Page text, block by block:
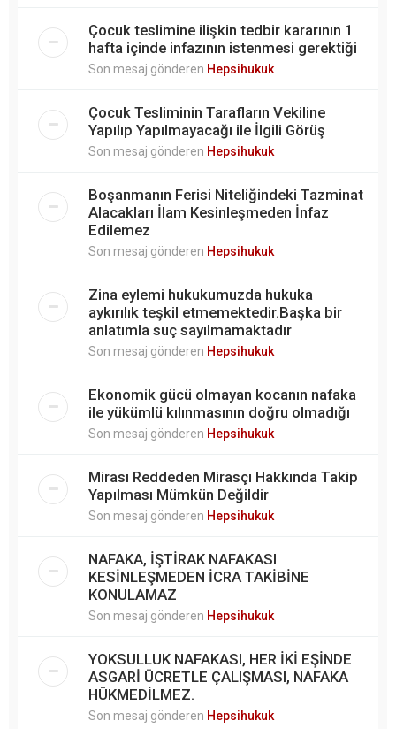
Çocuk teslimine ilişkin tedbir kararının 1
hafta içinde infazının istenmesi gerektiği
Son mesaj gönderen Hepsihukuk
Çocuk Tesliminin Tarafların Vekiline
Yapılıp Yapılmayacağı ile İlgili Görüş
Son mesaj gönderen Hepsihukuk
Boşanmanın Ferisi Niteliğindeki Tazminat
Alacakları İlam Kesinleşmeden İnfaz
Edilemez
Son mesaj gönderen Hepsihukuk
Zina eylemi hukukumuzda hukuka
aykırılık teşkil etmemektedir.Başka bir
anlatımla suç sayılmamaktadır
Son mesaj gönderen Hepsihukuk
Ekonomik gücü olmayan kocanın nafaka
ile yükümlü kılınmasının doğru olmadığı
Son mesaj gönderen Hepsihukuk
Mirası Reddeden Mirasçı Hakkında Takip
Yapılması Mümkün Değildir
Son mesaj gönderen Hepsihukuk
NAFAKA, İŞTİRAK NAFAKASI
KESİNLEŞMEDEN İCRA TAKİBİNE
KONULAMAZ
Son mesaj gönderen Hepsihukuk
YOKSULLUK NAFAKASI, HER İKİ EŞİNDE
ASGARİ ÜCRETLE ÇALIŞMASI, NAFAKA
HÜKMEDİLMEZ.
Son mesaj gönderen Hepsihukuk